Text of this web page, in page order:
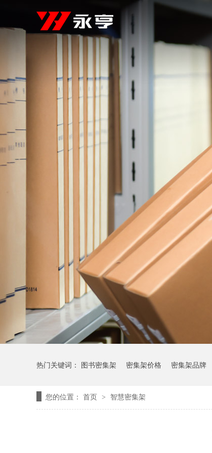
热门关键词： 图书密集架 密集架价格 密集架品牌
您的位置： 首页 > 智慧密集架